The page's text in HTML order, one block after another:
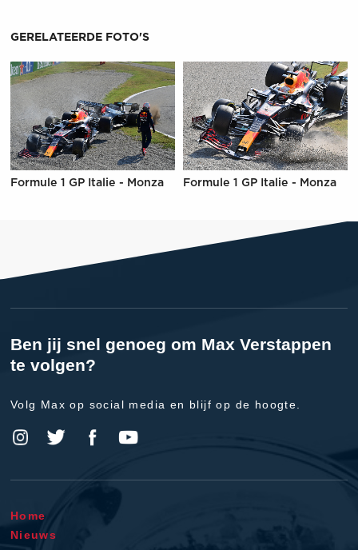
GERELATEERDE FOTO'S
Formule 1 GP Italie - Monza Formule 1 GP Italie - Monza
Ben jij snel genoeg om Max Verstappen
te volgen?
Volg Max op social media en blijf op de hoogte.
Home
Nieuws